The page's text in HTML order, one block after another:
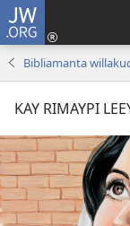
JW.ORG
Bibliamanta
KAY RIMAYPI